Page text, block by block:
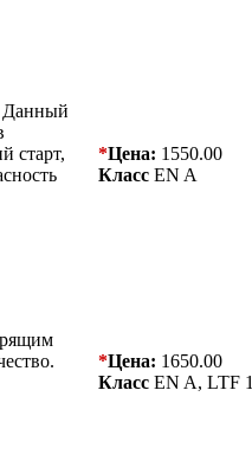
Данный
старт,
*Цена: 1550.00
Класс EN A
*Цена: 1650.00
Класс EN A, LTF 1